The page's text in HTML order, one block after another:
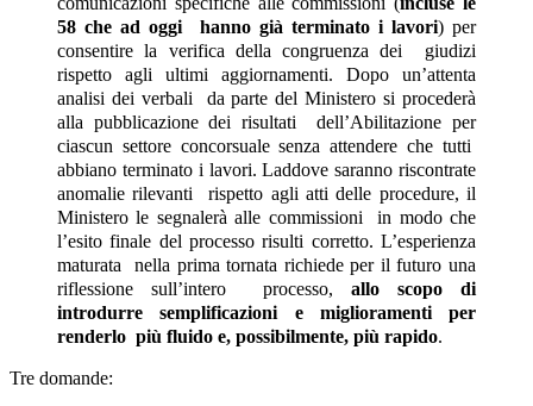
58 che ad oggi hanno già terminato i lavori) per
consentire la verifica della congruenza dei giudizi
rispetto agli ultimi aggiornamenti. Dopo un’attenta
analisi dei verbali da parte del Ministero si procederà
alla pubblicazione dei risultati dell’Abilitazione per
ciascun settore concorsuale senza attendere che tutti
abbiano terminato i lavori. Laddove saranno riscontrate
anomalie rilevanti rispetto agli atti delle procedure, il
Ministero le segnalerà alle commissioni in modo che
l’esito finale del processo risulti corretto. L’esperienza
maturata nella prima tornata richiede per il futuro una
riflessione sull’intero processo, allo scopo di
introdurre semplificazioni e miglioramenti per
renderlo più fluido e, possibilmente, più rapido.
Tre domande: